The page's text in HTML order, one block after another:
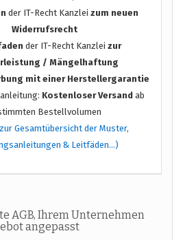
der IT-Recht Kanzleizum neuen
Widerrufsrecht
der IT-Recht Kanzleizur
/ Mängelhaftung
mit einer Herstellergarantie
Kostenloser Versand ab
Bestellvolumen
Gesamtübersicht der Muster,
& Leitfäden…)
AGB, Ihrem Unternehmen
angepasst